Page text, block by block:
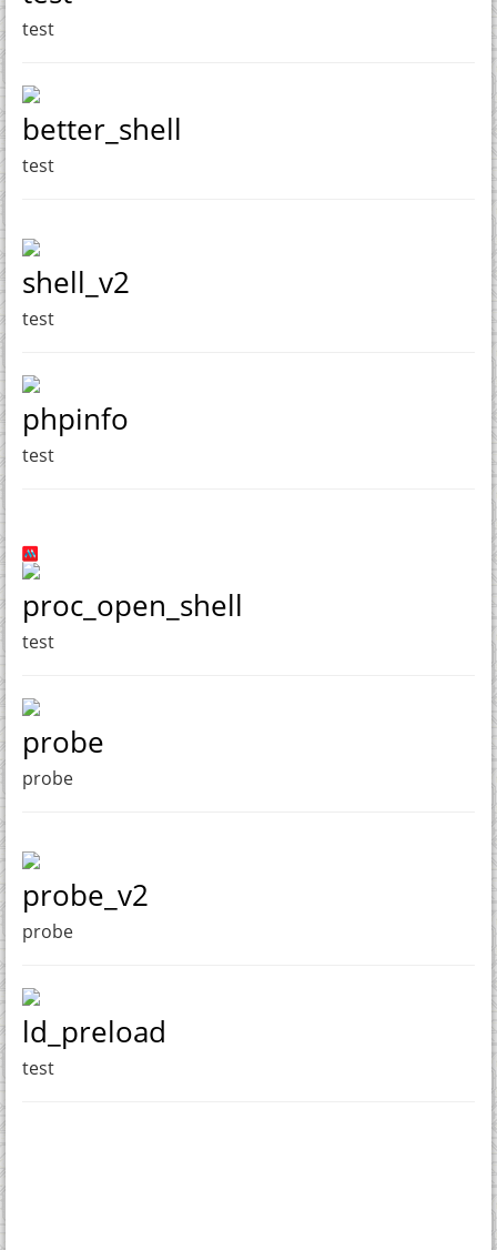
test
better_shell
test
shell_v2
test
phpinfo
test
proc_open_shell
test
probe
probe
probe_v2
probe
ld_preload
test